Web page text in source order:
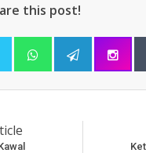
this post!